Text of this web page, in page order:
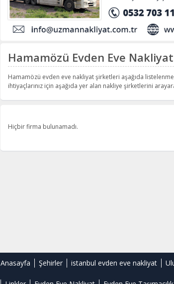
Hamamözü Evden Eve
Hamamözü evden eve nakliyat şirketleri aşağıda
ihtiyaçlarınız için aşağıda yer alan nakliye şirketlerini
Hiçbir firma bulunamadı.
Anasayfa Şehirler istanbul evden eve nakliyat